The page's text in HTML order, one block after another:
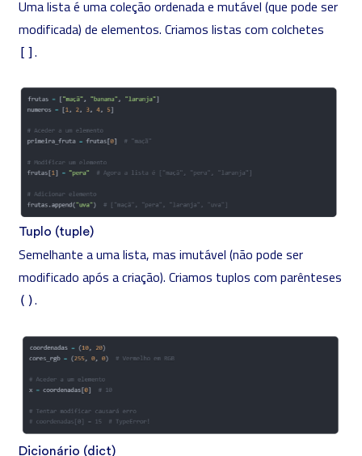
Uma lista é uma coleção ordenada e mutável (que pode ser
modificada) de elementos. Criamos listas com colchetes
[] .
Tuplo (tuple)
Semelhante a uma lista, mas imutável (não pode ser
modificado após a criação). Criamos tuplos com parênteses
().
Dicionário (dict)